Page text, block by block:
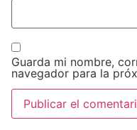
Guarda mi nombre,
navegador para la